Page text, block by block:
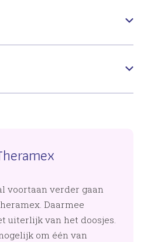
voortaan verder gaan
Daarmee
uiterlijk van het doosjes.
om één van